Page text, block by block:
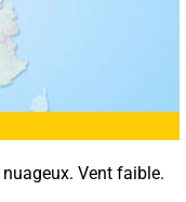
nuageux. Vent faible.